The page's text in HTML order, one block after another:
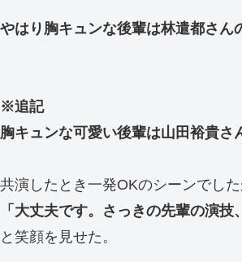
やはり胸キュンな後輩は林遣都さん
※追記
胸キュンな可愛い後輩は山田裕貴さ
共演したとき一発OKのシーンでし
「大丈夫です。さっきの先輩の演
と笑顔を見せた。